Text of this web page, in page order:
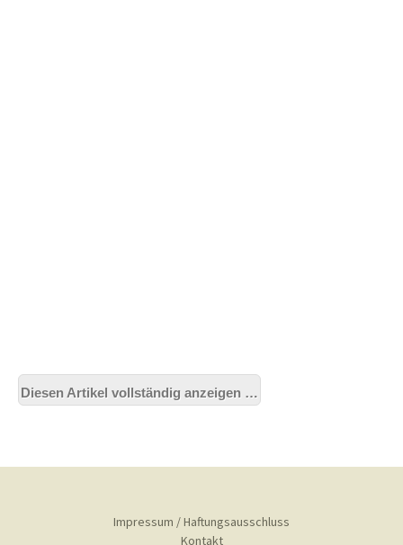
Diesen Artikel vollständig anzeigen …
Impressum / Haftungsausschluss
Kontakt